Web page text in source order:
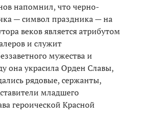
напомнил, что черно-
— символ праздника — на
веков является атрибутом
и служит
мужества и
она украсила Орден Славы,
рядовые, сержанты,
младшего
героической Красной